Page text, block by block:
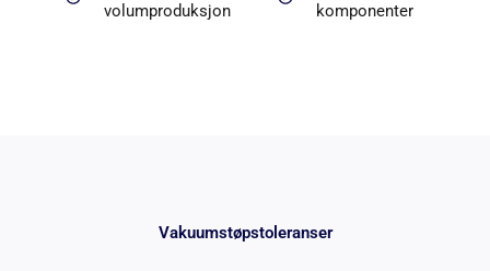
volumproduksjon
komponenter
Vakuumstøpstoleranser